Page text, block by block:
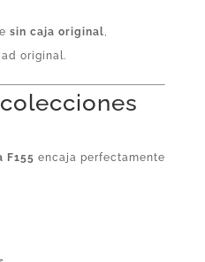
sin caja original
original.
F155 encaja perfectamente